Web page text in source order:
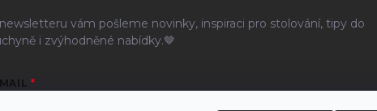
vám pošleme novinky, inspiraci pro stolování, tipy do
i zvýhodněné nabídky.🤎